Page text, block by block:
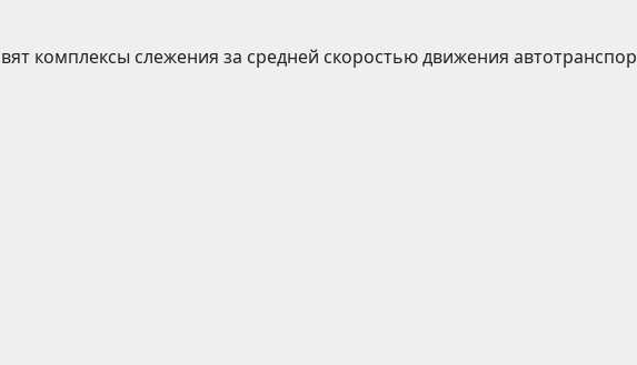
комплексы слежения за средней скоростью движения